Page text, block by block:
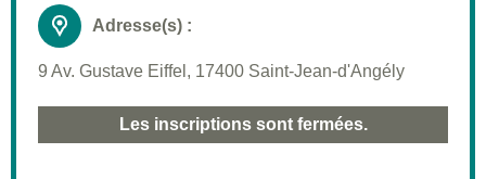
Adresse(s) :
9 Av. Gustave Eiffel, 17400 Saint-Jean-d'Angély
Les inscriptions sont fermées.